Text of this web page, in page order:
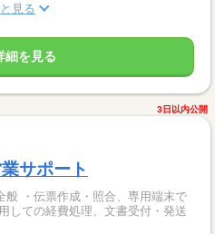
見る
細を見る
3日以内公開
サポート
般 ・伝票作成・照合、専用端末で
しての経費処理、文書受付・発送